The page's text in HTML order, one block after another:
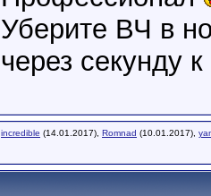
Уберите ВЧ в
через секунду
incredible (14.01.2017), Romnad (10.01.2017),